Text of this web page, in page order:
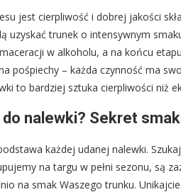
jest cierpliwość i dobrej jakości
uzyskać trunek o intensywnym
w alkoholu, a na końcu
pośpiechy – każda czynność ma
to bardziej sztuka cierpliwości niż
nalewki? Sekret
każdej udanej nalewki.
na targu w pełni sezonu, są
na smak Waszego trunku.